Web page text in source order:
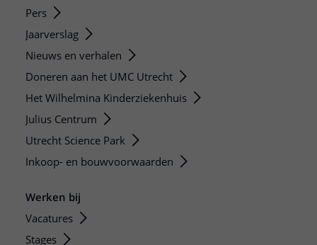
Pers
Jaarverslag
Nieuws en verhalen
Doneren aan het UMC Utrecht
Het Wilhelmina Kinderziekenhuis
Julius Centrum
Utrecht Science Park
Inkoop- en bouwvoorwaarden
Werken bij
Vacatures
Stages